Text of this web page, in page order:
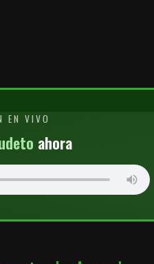
EN VIVO
ahora